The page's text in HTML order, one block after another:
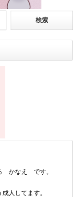
かなえ です。
人してます。